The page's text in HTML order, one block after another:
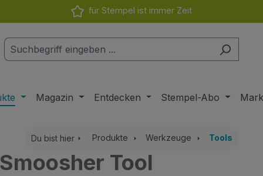
für Stempel ist immer Zeit
Magazin Entdecken Stempel-Abo
Du bist hier Produkte Werkzeuge Tools
Tool